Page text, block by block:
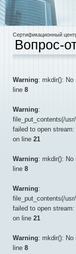
Сертификационный
Вопрос-
Warning: mkdir(): No
line 8
Warning:
file_put_contents(/
failed to open
on line 21
Warning: mkdir(): No
line 8
Warning:
file_put_contents(/
failed to open
on line 21
Warning: mkdir(): No
line 8